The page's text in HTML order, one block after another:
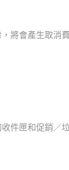
將會產生取消
件匣和促銷／